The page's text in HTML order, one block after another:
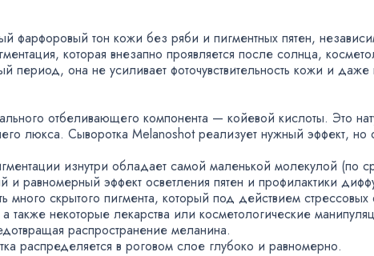
фарфоровый тон кожи без ряби и пигментных пятен,
, которая внезапно проявляется после солнца,
период, она не усиливает фоточувствительность кожи и
отбеливающего компонента — койевой кислоты. Это
люкса. Сыворотка Melanoshot реализует нужный эффект, но
изнутри обладает самой маленькой молекулой (по
и равномерный эффект осветления пятен и профилактики
скрытого пигмента, который под действием стрессовых
а также некоторые лекарства или косметологические
распространение меланина.
распределяется в роговом слое глубоко и равномерно.